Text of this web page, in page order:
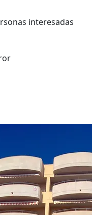
interesadas